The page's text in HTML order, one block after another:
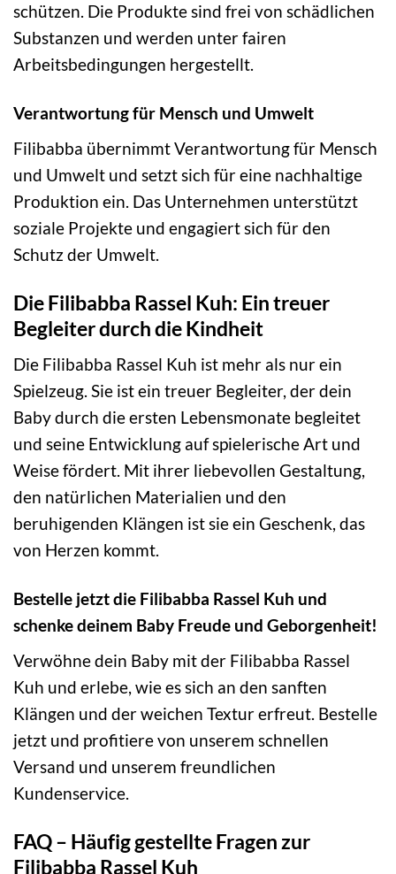
schützen. Die Produkte sind frei von schädlichen
Substanzen und werden unter fairen
Arbeitsbedingungen hergestellt.
Verantwortung für Mensch und Umwelt
Filibabba übernimmt Verantwortung für Mensch
und Umwelt und setzt sich für eine nachhaltige
Produktion ein. Das Unternehmen unterstützt
soziale Projekte und engagiert sich für den
Schutz der Umwelt.
Die Filibabba Rassel Kuh: Ein treuer
Begleiter durch die Kindheit
Die Filibabba Rassel Kuh ist mehr als nur ein
Spielzeug. Sie ist ein treuer Begleiter, der dein
Baby durch die ersten Lebensmonate begleitet
und seine Entwicklung auf spielerische Art und
Weise fördert. Mit ihrer liebevollen Gestaltung,
den natürlichen Materialien und den
beruhigenden Klängen ist sie ein Geschenk, das
von Herzen kommt.
Bestelle jetzt die Filibabba Rassel Kuh und
schenke deinem Baby Freude und Geborgenheit!
Verwöhne dein Baby mit der Filibabba Rassel
Kuh und erlebe, wie es sich an den sanften
Klängen und der weichen Textur erfreut. Bestelle
jetzt und profitiere von unserem schnellen
Versand und unserem freundlichen
Kundenservice.
FAQ – Häufig gestellte Fragen zur
Filibabba Rassel Kuh